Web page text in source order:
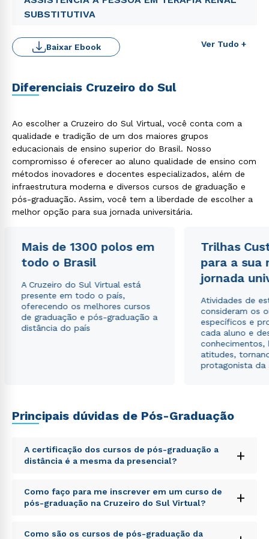
SUBSTITUTIVA
Ver Tudo +
Baixar Ebook
Diferenciais Cruzeiro do Sul
Ao escolher a Cruzeiro do Sul Virtual, você conta com a
qualidade e tradição de um dos maiores grupos
educacionais de ensino superior do Brasil. Nosso
compromisso é oferecer ao aluno qualidade de ensino com
métodos inovadores e docentes especializados, além de
infraestrutura moderna e diversos cursos de graduação e
pós-graduação. Assim, você tem a liberdade de escolher a
melhor opção para sua jornada universitária.
Mais de 1300 polos em
todo o Brasil
A Cruzeiro do Sul Virtual está
presente em todo o país,
oferecendo os melhores cursos
de graduação e pós-graduação a
distância do país
Trilhas
para a sua
jornada
Atividades de
consideram os
específicos e
cada aluno e
conhecimentos,
atitudes,
protagonista da
Principais dúvidas de Pós-Graduação
A certificação dos cursos de pós-graduação a
distância é a mesma da presencial?
+
Sed ut perspiciatis unde omnis iste natus error sit
voluptatem accusantium doloremque laudantium,
totam rem aperiam, eaque ipsa quae ab illo inventore
explicabo. Nemo enim ipsam voluptatem quia
Como faço para me inscrever em um curso de
pós-graduação na Cruzeiro do Sul Virtual?
+
Sed ut perspiciatis unde omnis iste natus error sit
Como são os cursos de pós-graduação da
Rápido e fácil
WhatsApp
ou
Política de Privacidade.e
autorizo que meus dados sejam utilizados para o
envio de conteúdos da Cruzeiro do Sul.